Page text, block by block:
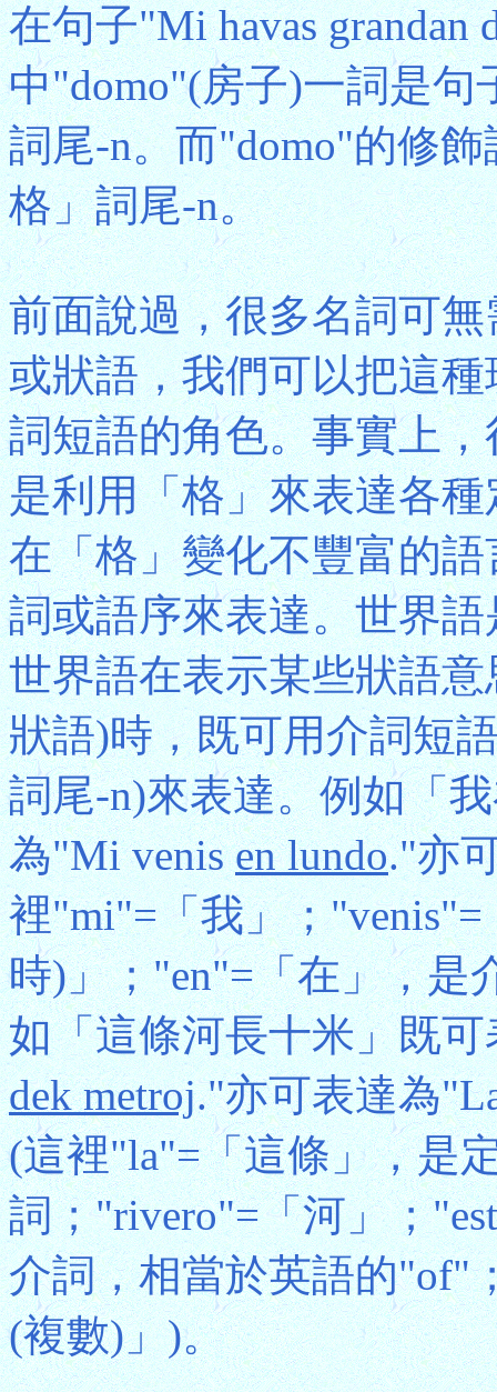
在句子"Mi havas
中"domo"(房子)一詞是
詞尾-n。而"domo"的修
格」詞尾-n。
前面說過，很多名詞可
或狀語，我們可以把這
詞短語的角色。事實上
是利用「格」來表達各
在「格」變化不豐富的
詞或語序來表達。世界
世界語在表示某些狀語
狀語)時，既可用介詞短
詞尾-n)來表達。例如「
為"Mi venisen lundo."亦
裡"mi"=「我」；"venis"=
時)」；"en"=「在」，是
如「這條河長十米」既可
dek metroj."亦可表達為
(這裡"la"=「這條」，是
詞；"rivero"=「河」；
介詞，相當於英語的"of"
(複數)」)。